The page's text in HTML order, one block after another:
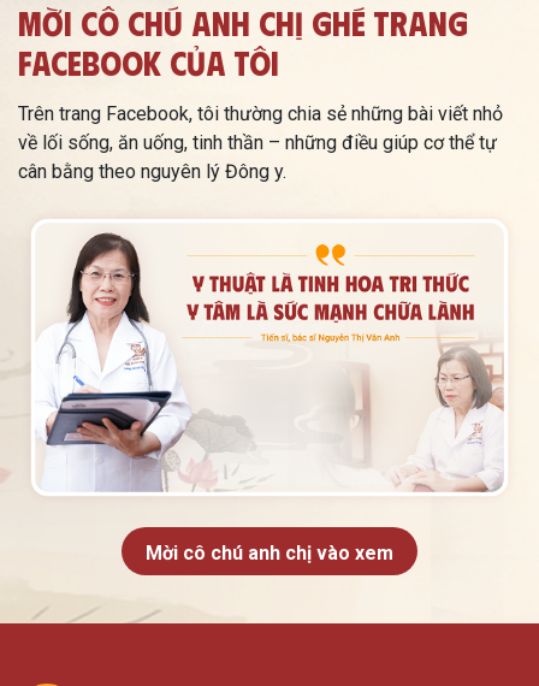
Mời Cô Chú Anh Chị Ghé Trang
Facebook Của Tôi
Trên trang Facebook, tôi thường chia sẻ những bài viết nhỏ
về lối sống, ăn uống, tinh thần – những điều giúp cơ thể tự
cân bằng theo nguyên lý Đông y.
Mời cô chú anh chị vào xem